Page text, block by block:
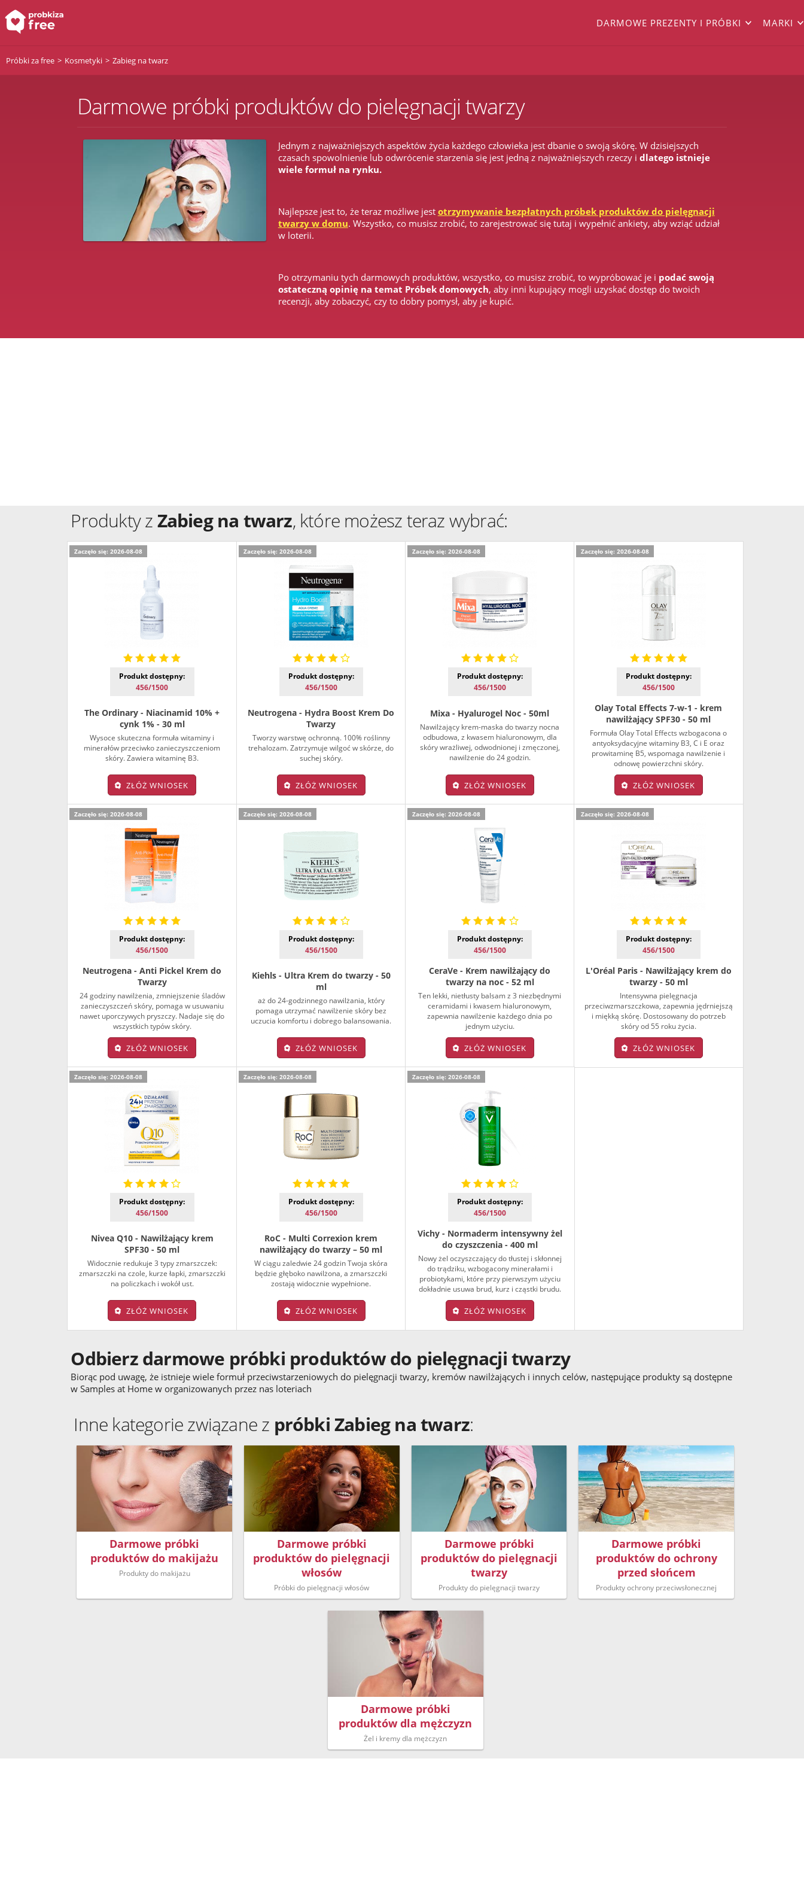
DARMOWE PREZENTY I PRÓBKI MARKI
Próbki za free Kosmetyki Zabieg na twarz
Darmowe próbki produktów do pielęgnacji twarzy
Jednym z najważniejszych aspektów życia każdego człowieka jest dbanie o swoją skórę. W dzisiejszych
czasach spowolnienie lub odwrócenie starzenia się jest jedną z najważniejszych rzeczy i dlatego istnieje
wiele formuł na rynku.
Najlepsze jest to, że teraz możliwe jest otrzymywanie bezpłatnych próbek produktów do pielęgnacji
twarzy w domu. Wszystko, co musisz zrobić, to zarejestrować się tutaj i wypełnić ankiety, aby wziąć udział
w loterii.
Po otrzymaniu tych darmowych produktów, wszystko, co musisz zrobić, to wypróbować je i podać swoją
ostateczną opinię na temat Próbek domowych, aby inni kupujący mogli uzyskać dostęp do twoich
recenzji, aby zobaczyć, czy to dobry pomysł, aby je kupić.
Produkty zZabieg na twarz, które możesz teraz wybrać:
Zaczęło się: 2026-08-08
Produkt dostępny:
456/1500
The Ordinary - Niacinamid 10% +
cynk 1% - 30 ml
Wysoce skuteczna formuła witaminy i
minerałów przeciwko zanieczyszczeniom
skóry. Zawiera witaminę B3.
ZŁÓŻ WNIOSEK
Zaczęło się: 2026-08-08
Produkt dostępny:
456/1500
Neutrogena - Hydra Boost Krem Do
Twarzy
Tworzy warstwę ochronną. 100% roślinny
trehalozam. Zatrzymuje wilgoć w skórze, do
suchej skóry.
ZŁÓŻ WNIOSEK
Zaczęło się: 2026-08-08
Produkt dostępny:
456/1500
Mixa - Hyalurogel Noc - 50ml
Nawilżający krem-maska do twarzy nocna
odbudowa, z kwasem hialuronowym, dla
skóry wrażliwej, odwodnionej i zmęczonej,
nawilżenie do 24 godzin.
ZŁÓŻ WNIOSEK
Zaczęło się: 2026-08-08
Produkt dostępny:
456/1500
Olay Total Effects 7-w-1 - krem
nawilżający SPF30 - 50 ml
Formuła Olay Total Effects wzbogacona o
antyoksydacyjne witaminy B3, C i E oraz
prowitaminę B5, wspomaga nawilżenie i
odnowę powierzchni skóry.
ZŁÓŻ WNIOSEK
Zaczęło się: 2026-08-08
Produkt dostępny:
456/1500
Neutrogena - Anti Pickel Krem do
Twarzy
24 godziny nawilżenia, zmniejszenie śladów
zanieczyszczeń skóry, pomaga w usuwaniu
nawet uporczywych pryszczy. Nadaje się do
wszystkich typów skóry.
ZŁÓŻ WNIOSEK
Zaczęło się: 2026-08-08
Produkt dostępny:
456/1500
Kiehls - Ultra Krem do twarzy - 50
ml
aż do 24-godzinnego nawilżania, który
pomaga utrzymać nawilżenie skóry bez
uczucia komfortu i dobrego balansowania.
ZŁÓŻ WNIOSEK
Zaczęło się: 2026-08-08
Produkt dostępny:
456/1500
CeraVe - Krem nawilżający do
twarzy na noc - 52 ml
Ten lekki, nietłusty balsam z 3 niezbędnymi
ceramidami i kwasem hialuronowym,
zapewnia nawilżenie każdego dnia po
jednym użyciu.
ZŁÓŻ WNIOSEK
Zaczęło się: 2026-08-08
Produkt dostępny:
456/1500
L'Oréal Paris - Nawilżający krem do
twarzy - 50 ml
Intensywna pielęgnacja
przeciwzmarszczkowa, zapewnia jędrniejszą
i miękką skórę. Dostosowany do potrzeb
skóry od 55 roku życia.
ZŁÓŻ WNIOSEK
Zaczęło się: 2026-08-08
Produkt dostępny:
456/1500
Nivea Q10 - Nawilżający krem
SPF30 - 50 ml
Widocznie redukuje 3 typy zmarszczek:
zmarszczki na czole, kurze łapki, zmarszczki
na policzkach i wokół ust.
ZŁÓŻ WNIOSEK
Zaczęło się: 2026-08-08
Produkt dostępny:
456/1500
RoC - Multi Correxion krem
nawilżający do twarzy – 50 ml
W ciągu zaledwie 24 godzin Twoja skóra
będzie głęboko nawilżona, a zmarszczki
zostają widocznie wypełnione.
ZŁÓŻ WNIOSEK
Zaczęło się: 2026-08-08
Produkt dostępny:
456/1500
Vichy - Normaderm intensywny żel
do czyszczenia - 400 ml
Nowy żel oczyszczający do tłustej i skłonnej
do trądziku, wzbogacony minerałami i
probiotykami, które przy pierwszym użyciu
dokładnie usuwa brud, kurz i cząstki brudu.
ZŁÓŻ WNIOSEK
Odbierz darmowe próbki produktów do pielęgnacji twarzy
Biorąc pod uwagę, że istnieje wiele formuł przeciwstarzeniowych do pielęgnacji twarzy, kremów nawilżających i innych celów, następujące produkty są dostępne
w Samples at Home w organizowanych przez nas loteriach
Inne kategorie związane z próbki Zabieg na twarz:
Darmowe próbki
produktów do makijażu
Produkty do makijażu
Darmowe próbki
produktów do pielęgnacji
włosów
Próbki do pielęgnacji włosów
Darmowe próbki
produktów do pielęgnacji
twarzy
Produkty do pielęgnacji twarzy
Darmowe próbki
produktów do ochrony
przed słońcem
Produkty ochrony przeciwsłonecznej
Darmowe próbki
produktów dla mężczyzn
Żel i kremy dla mężczyzn